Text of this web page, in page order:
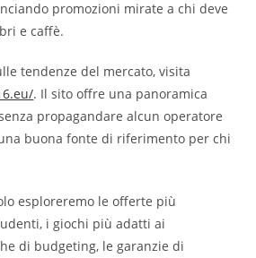
promozioni mirate a chi deve
e caffè.
tendenze del mercato, visita
. Il sito offre una panoramica
propagandare alcun operatore
buona fonte di riferimento per chi
esploreremo le offerte più
i giochi più adatti ai
di budgeting, le garanzie di